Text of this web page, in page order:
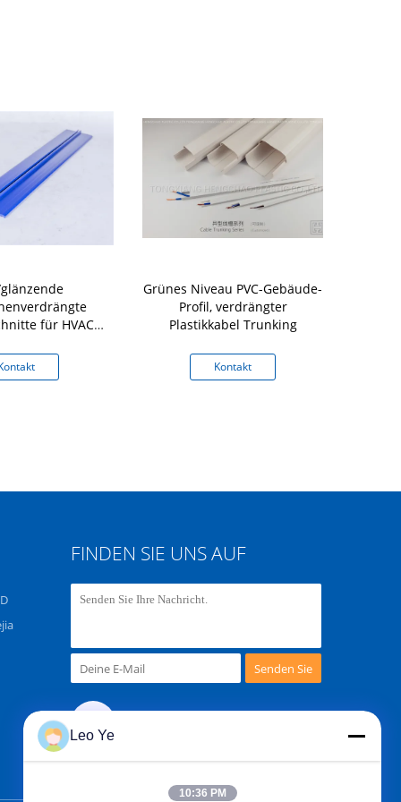
für HVAC-
Grünes Niveau PVC-Gebäude-
Profil, verdrängter
Plastikkabel Trunking
Kontakt
FINDEN SIE UNS AUF
Senden Sie
Leo Ye
10:36 PM